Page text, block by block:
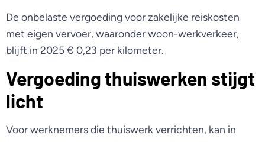
De onbelaste vergoeding voor zakelijke reiskosten
met eigen vervoer, waaronder woon-werkverkeer,
blijft in 2025 € 0,23 per kilometer.
Vergoeding thuiswerken stijgt
licht
Voor werknemers die thuiswerk verrichten, kan in